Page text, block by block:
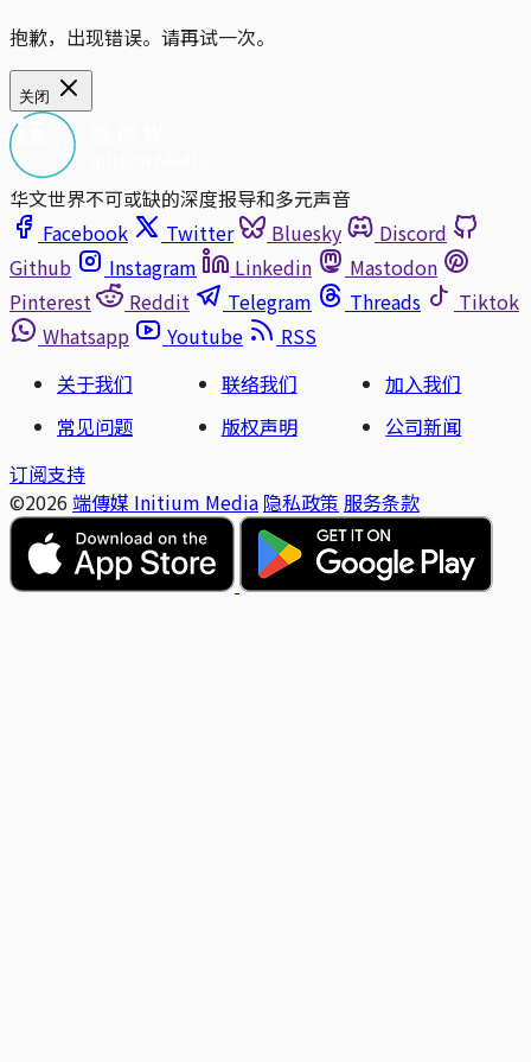
抱歉，出现错误。请再试一次。
关闭
华文世界不可或缺的深度报导和多元声音
Facebook
Twitter Bluesky
Discord
Github
Instagram Linkedin
Mastodon
Pinterest
Reddit Telegram Threads
Tiktok
Whatsapp
Youtube
RSS
关于我们
联络我们
加入我们
常见问题
版权声明
公司新闻
订阅支持
©2026 端傳媒 Initium Media 隐私政策 服务条款